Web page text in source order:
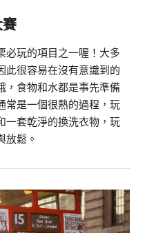
賽
必玩的項目之一喔！大多
此很容易在沒有意識到的
，食物和水都是事先準備
常是一個很熱的過程，玩
一套乾淨的換洗衣物，玩
放鬆。